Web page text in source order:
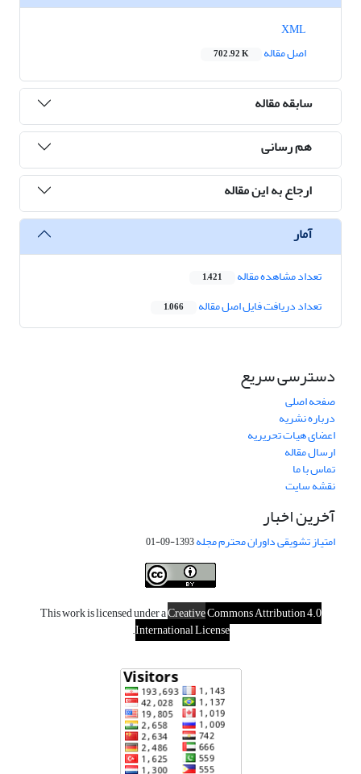
اصل مقاله
702.92 K
سابقه مقاله
هم رسانی
ارجاع به این مقاله
آمار
تعداد مشاهده مقاله 1,421
تعداد دریافت فایل اصل مقاله 1,066
دسترسی سریع
صفحه اصلی
درباره نشریه
اعضای هیات تحریریه
ارسال مقاله
تماس با ما
نقشه سایت
آخرین اخبار
امتیاز تشویقی داوران محترم مجله1393-09-01
This work is licensed under aCreativeCommons Attribution 4.0
International License
.